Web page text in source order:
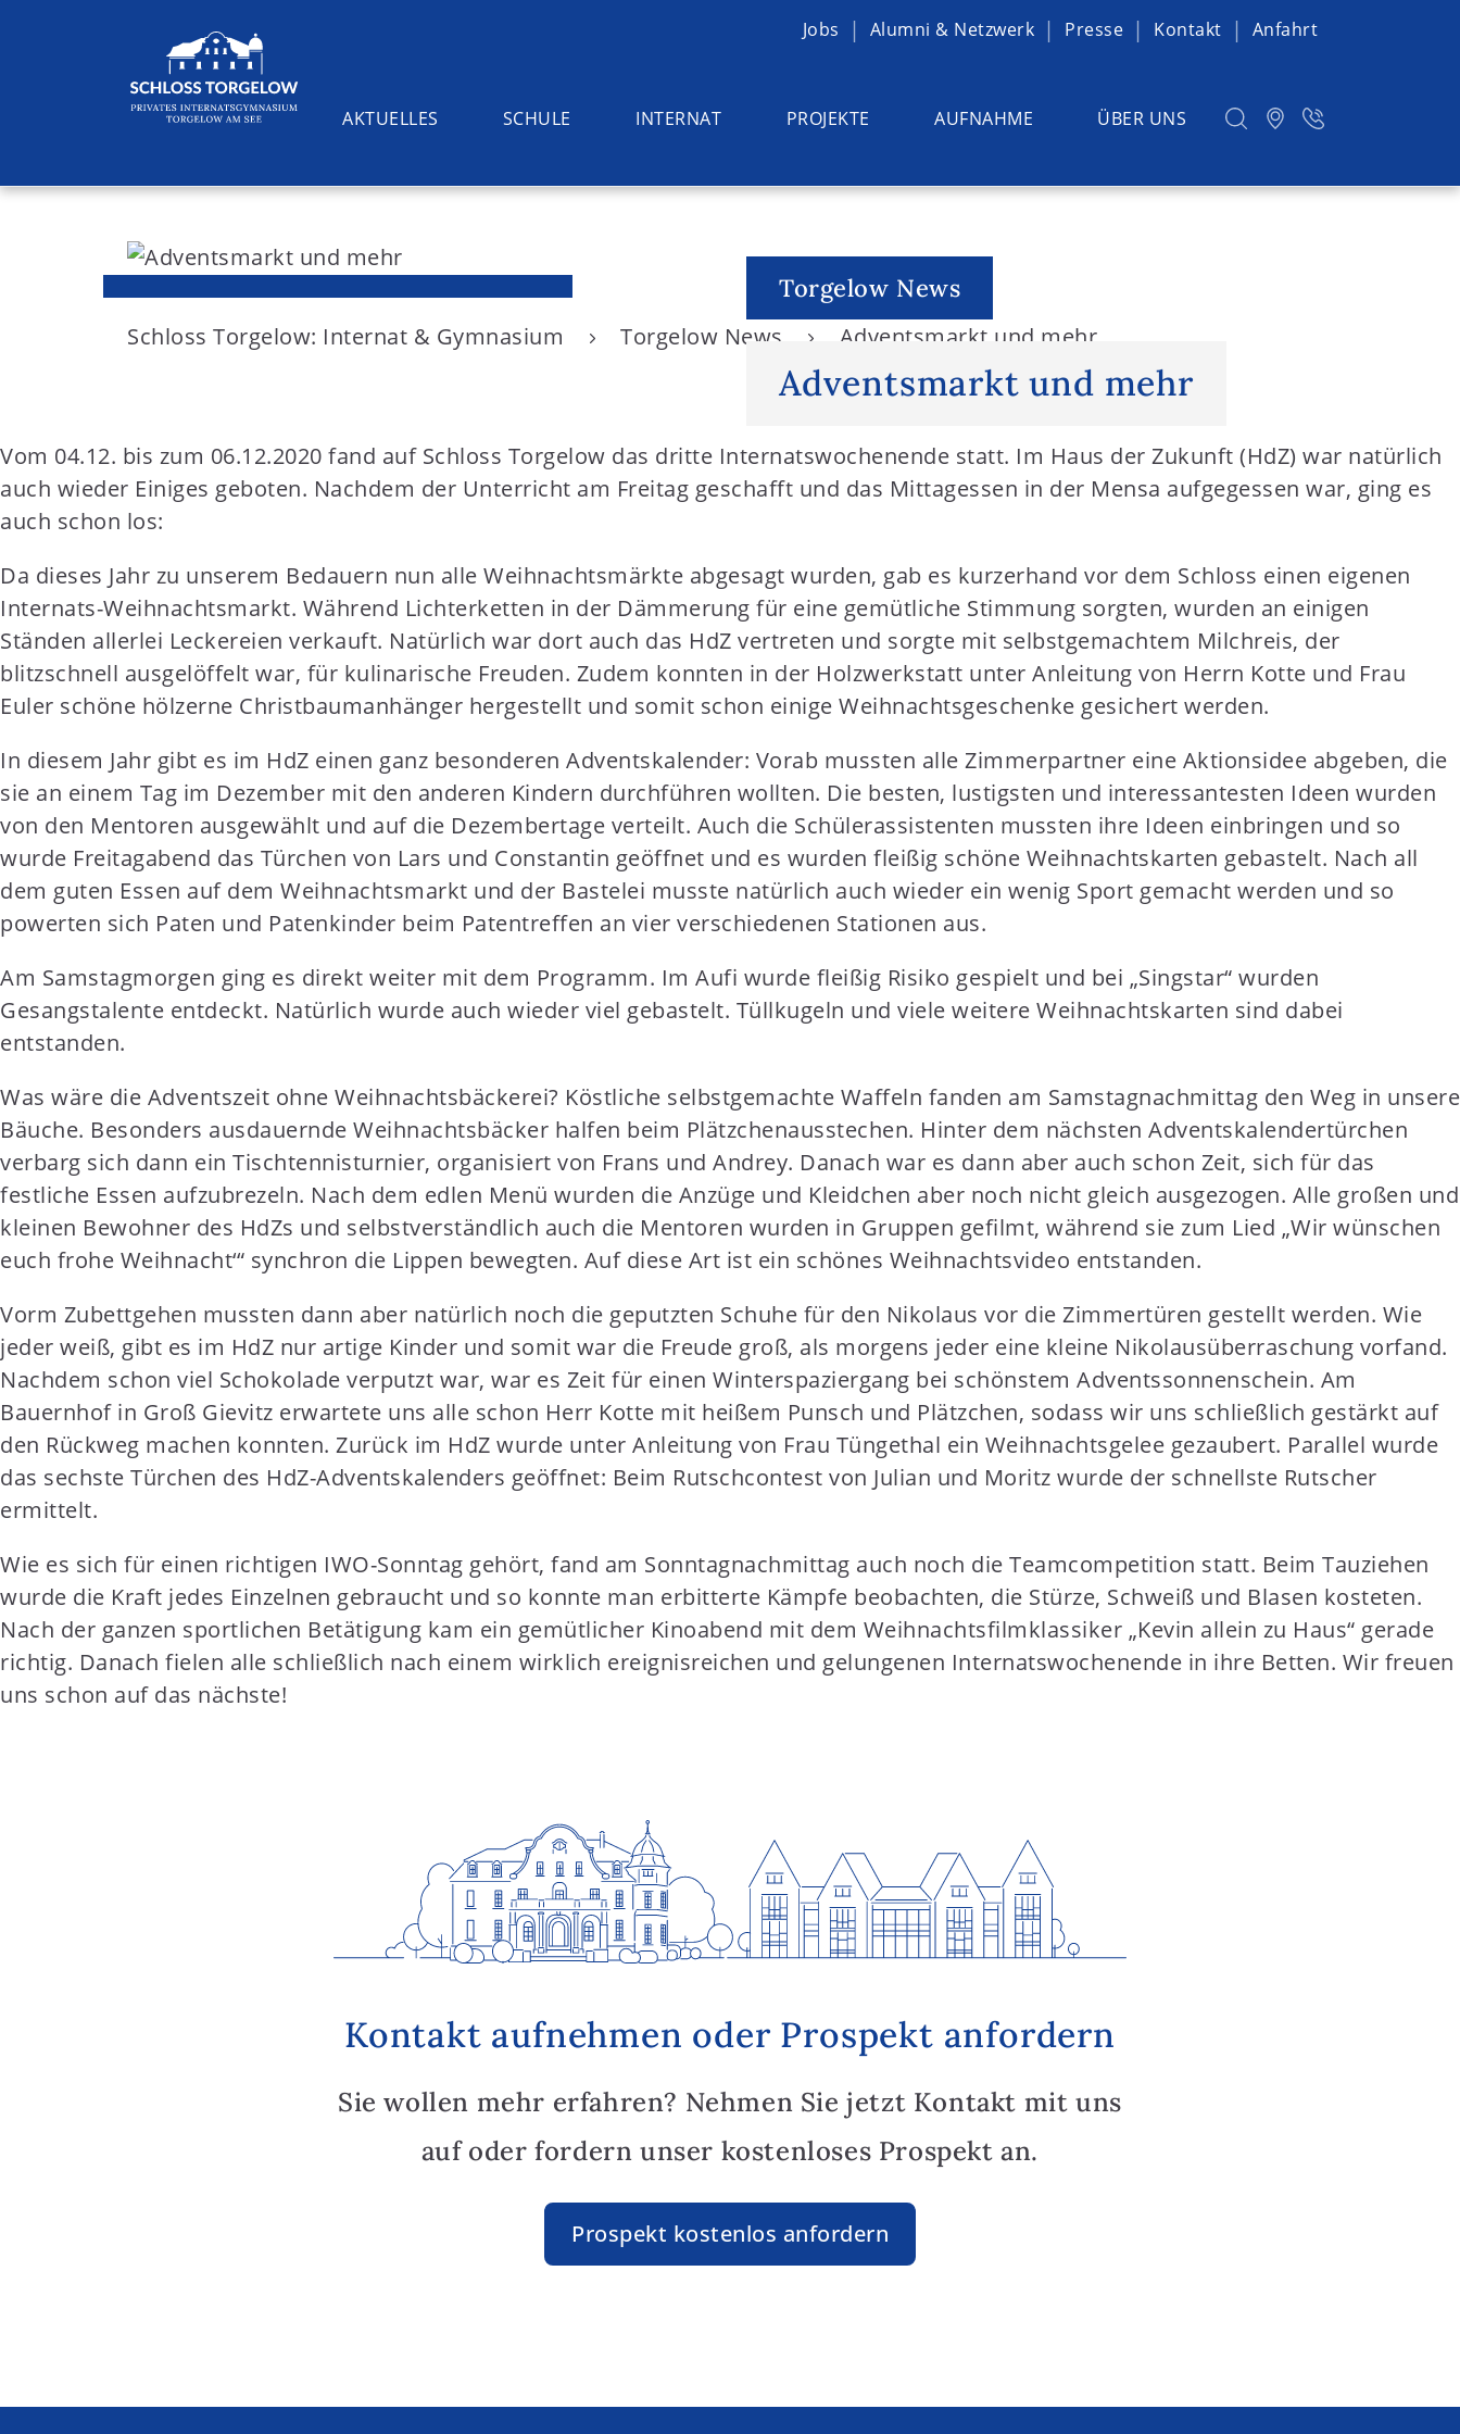
S
n
t
e
t
Jobs Alumni & Netzwerk Presse Kontakt Anfahrt
AKTUELLES SCHULE INTERNAT PROJEKTE AUFNAHME ÜBER UNS
Suchen Torgelow News
Adventsmarkt und mehr
Schloss Torgelow: Internat & Gymnasium Torgelow News Adventsmarkt und mehr
Vom 04.12. bis zum 06.12.2020 fand auf Schloss Torgelow das dritte Internatswochenende statt. Im Haus der Zukunft (HdZ) war natürlich
auch wieder Einiges geboten. Nachdem der Unterricht am Freitag geschafft und das Mittagessen in der Mensa aufgegessen war, ging es
auch schon los:
Da dieses Jahr zu unserem Bedauern nun alle Weihnachtsmärkte abgesagt wurden, gab es kurzerhand vor dem Schloss einen eigenen
Internats-Weihnachtsmarkt. Während Lichterketten in der Dämmerung für eine gemütliche Stimmung sorgten, wurden an einigen
Ständen allerlei Leckereien verkauft. Natürlich war dort auch das HdZ vertreten und sorgte mit selbstgemachtem Milchreis, der
blitzschnell ausgelöffelt war, für kulinarische Freuden. Zudem konnten in der Holzwerkstatt unter Anleitung von Herrn Kotte und Frau
Euler schöne hölzerne Christbaumanhänger hergestellt und somit schon einige Weihnachtsgeschenke gesichert werden.
In diesem Jahr gibt es im HdZ einen ganz besonderen Adventskalender: Vorab mussten alle Zimmerpartner eine Aktionsidee abgeben, die
sie an einem Tag im Dezember mit den anderen Kindern durchführen wollten. Die besten, lustigsten und interessantesten Ideen wurden
von den Mentoren ausgewählt und auf die Dezembertage verteilt. Auch die Schülerassistenten mussten ihre Ideen einbringen und so
wurde Freitagabend das Türchen von Lars und Constantin geöffnet und es wurden fleißig schöne Weihnachtskarten gebastelt. Nach all
dem guten Essen auf dem Weihnachtsmarkt und der Bastelei musste natürlich auch wieder ein wenig Sport gemacht werden und so
powerten sich Paten und Patenkinder beim Patentreffen an vier verschiedenen Stationen aus.
Am Samstagmorgen ging es direkt weiter mit dem Programm. Im Aufi wurde fleißig Risiko gespielt und bei „Singstar“ wurden
Gesangstalente entdeckt. Natürlich wurde auch wieder viel gebastelt. Tüllkugeln und viele weitere Weihnachtskarten sind dabei
entstanden.
Was wäre die Adventszeit ohne Weihnachtsbäckerei? Köstliche selbstgemachte Waffeln fanden am Samstagnachmittag den Weg in unsere
Bäuche. Besonders ausdauernde Weihnachtsbäcker halfen beim Plätzchenausstechen. Hinter dem nächsten Adventskalendertürchen
verbarg sich dann ein Tischtennisturnier, organisiert von Frans und Andrey. Danach war es dann aber auch schon Zeit, sich für das
festliche Essen aufzubrezeln. Nach dem edlen Menü wurden die Anzüge und Kleidchen aber noch nicht gleich ausgezogen. Alle großen und
kleinen Bewohner des HdZs und selbstverständlich auch die Mentoren wurden in Gruppen gefilmt, während sie zum Lied „Wir wünschen
euch frohe Weihnacht‘“ synchron die Lippen bewegten. Auf diese Art ist ein schönes Weihnachtsvideo entstanden.
Vorm Zubettgehen mussten dann aber natürlich noch die geputzten Schuhe für den Nikolaus vor die Zimmertüren gestellt werden. Wie
jeder weiß, gibt es im HdZ nur artige Kinder und somit war die Freude groß, als morgens jeder eine kleine Nikolausüberraschung vorfand.
Nachdem schon viel Schokolade verputzt war, war es Zeit für einen Winterspaziergang bei schönstem Adventssonnenschein. Am
Bauernhof in Groß Gievitz erwartete uns alle schon Herr Kotte mit heißem Punsch und Plätzchen, sodass wir uns schließlich gestärkt auf
den Rückweg machen konnten. Zurück im HdZ wurde unter Anleitung von Frau Tüngethal ein Weihnachtsgelee gezaubert. Parallel wurde
das sechste Türchen des HdZ-Adventskalenders geöffnet: Beim Rutschcontest von Julian und Moritz wurde der schnellste Rutscher
ermittelt.
Wie es sich für einen richtigen IWO-Sonntag gehört, fand am Sonntagnachmittag auch noch die Teamcompetition statt. Beim Tauziehen
wurde die Kraft jedes Einzelnen gebraucht und so konnte man erbitterte Kämpfe beobachten, die Stürze, Schweiß und Blasen kosteten.
Nach der ganzen sportlichen Betätigung kam ein gemütlicher Kinoabend mit dem Weihnachtsfilmklassiker „Kevin allein zu Haus“ gerade
richtig. Danach fielen alle schließlich nach einem wirklich ereignisreichen und gelungenen Internatswochenende in ihre Betten. Wir freuen
uns schon auf das nächste!
Kontakt aufnehmen oder Prospekt anfordern
Sie wollen mehr erfahren? Nehmen Sie jetzt Kontakt mit uns
auf oder fordern unser kostenloses Prospekt an.
Prospekt kostenlos anfordern